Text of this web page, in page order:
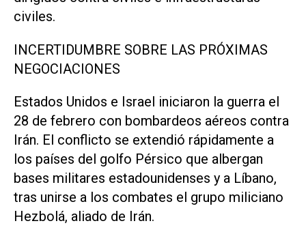
civiles.
INCERTIDUMBRE ‌SOBRE LAS PRÓXIMAS
NEGOCIACIONES
Estados Unidos e Israel iniciaron la guerra el
28 de febrero con bombardeos aéreos contra
Irán. El conflicto se extendió rápidamente ⁠a
los países del golfo Pérsico que albergan
bases militares estadounidenses y a Líbano,
tras unirse a los combates el grupo miliciano
Hezbolá, aliado de Irán.